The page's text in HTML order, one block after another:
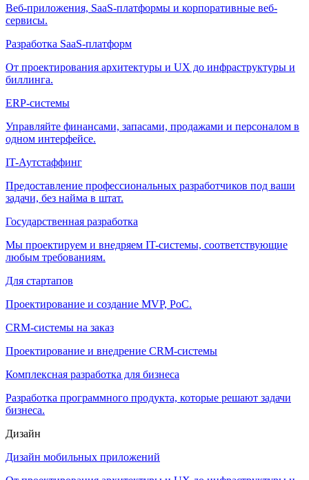
Веб-приложения, SaaS-платформы и корпоративные веб-
сервисы.
Разработка SaaS-платформ
От проектирования архитектуры и UX до инфраструктуры и
биллинга.
ERP-системы
Управляйте финансами, запасами, продажами и персоналом в
одном интерфейсе.
IT-Аутстаффинг
Предоставление профессиональных разработчиков под ваши
задачи, без найма в штат.
Государственная разработка
Мы проектируем и внедряем IT-системы, соответствующие
любым требованиям.
Для стартапов
Проектирование и создание MVP, PoC.
CRM-системы на заказ
Проектирование и внедрение CRM-системы
Комплексная разработка для бизнеса
Разработка программного продукта, которые решают задачи
бизнеса.
Дизайн
Дизайн мобильных приложений